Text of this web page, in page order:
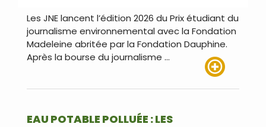
Les JNE lancent l’édition 2026 du Prix étudiant du
journalisme environnemental avec la Fondation
Madeleine abritée par la Fondation Dauphine.
Après la bourse du journalisme …
EAU POTABLE POLLUÉE : LES